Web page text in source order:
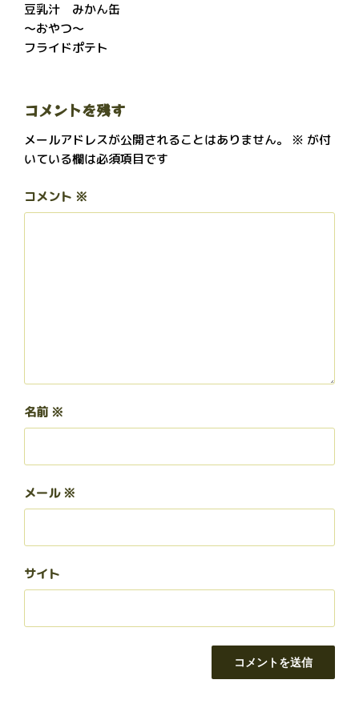
豆乳汁 みかん缶
～おやつ～
フライドポテト
コメントを残す
メールアドレスが公開されることはありません。 ※ が付
いている欄は必須項目です
コメント ※
名前 ※
メール※
サイト